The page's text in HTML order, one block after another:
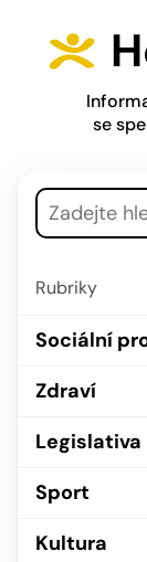
se
Rubriky
Sociální
Zdraví
Legislativa
Sport
Kultura